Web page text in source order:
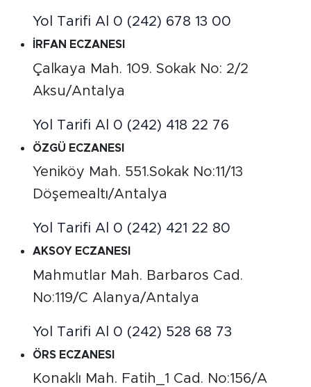
Yol Tarifi Al 0 (242) 678 13 00
İRFAN ECZANESI
Çalkaya Mah. 109. Sokak No: 2/2
Aksu/Antalya
Yol Tarifi Al 0 (242) 418 22 76
ÖZGÜ ECZANESI
Yeniköy Mah. 551.Sokak No:11/13
Döşemealtı/Antalya
Yol Tarifi Al 0 (242) 421 22 80
AKSOY ECZANESI
Mahmutlar Mah. Barbaros Cad.
No:119/C Alanya/Antalya
Yol Tarifi Al 0 (242) 528 68 73
ÖRS ECZANESI
Konaklı Mah. Fatih_1 Cad. No:156/A